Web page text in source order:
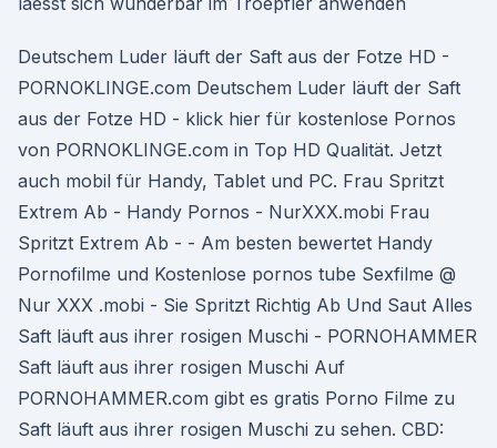
Deutschem Luder läuft der Saft aus der Fotze HD -
PORNOKLINGE.com Deutschem Luder läuft der Saft
aus der Fotze HD - klick hier für kostenlose Pornos
von PORNOKLINGE.com in Top HD Qualität. Jetzt
auch mobil für Handy, Tablet und PC. Frau Spritzt
Extrem Ab - Handy Pornos - NurXXX.mobi Frau
Spritzt Extrem Ab - - Am besten bewertet Handy
Pornofilme und Kostenlose pornos tube Sexfilme @
Nur XXX .mobi - Sie Spritzt Richtig Ab Und Saut Alles
Saft läuft aus ihrer rosigen Muschi - PORNOHAMMER
Saft läuft aus ihrer rosigen Muschi Auf
PORNOHAMMER.com gibt es gratis Porno Filme zu
Saft läuft aus ihrer rosigen Muschi zu sehen. CBD: